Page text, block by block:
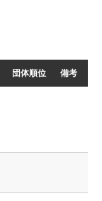
団体順位 備考